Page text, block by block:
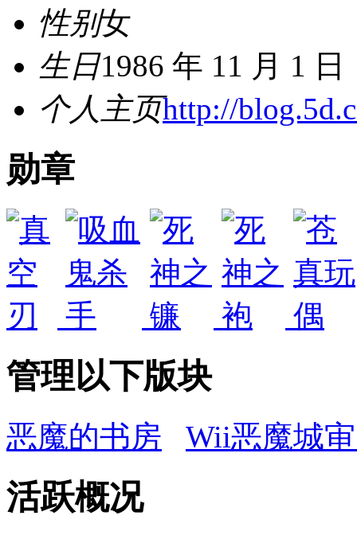
性别女
生日1986 年 11 月 1 日
个人主页http://
勋章
管理以下版块
恶魔的书房 Wii恶魔城
活跃概况